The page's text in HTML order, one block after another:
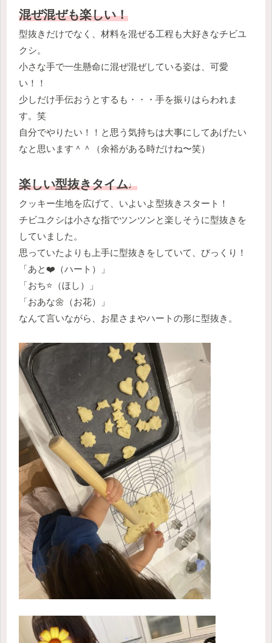
混ぜ混ぜも楽しい！
型抜きだけでなく、材料を混ぜる工程も大好きなチビユ
クシ。
小さな手で一生懸命に混ぜ混ぜしている姿は、可愛
い！！
少しだけ手伝おうとするも・・・手を振りはらわれま
す。笑
自分でやりたい！！と思う気持ちは大事にしてあげたい
なと思います＾＾（余裕がある時だけね〜笑）
楽しい型抜きタイム♩
クッキー生地を広げて、いよいよ型抜きスタート！
チビユクシは小さな指でツンツンと楽しそうに型抜きを
していました。
思っていたよりも上手に型抜きをしていて、びっくり！
「あと❤️（ハート）」
「おち⭐️（ほし）」
「おあな🌼（お花）」
なんて言いながら、お星さまやハートの形に型抜き。